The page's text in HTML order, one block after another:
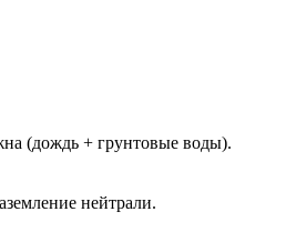
(дождь + грунтовые воды).
нейтрали.